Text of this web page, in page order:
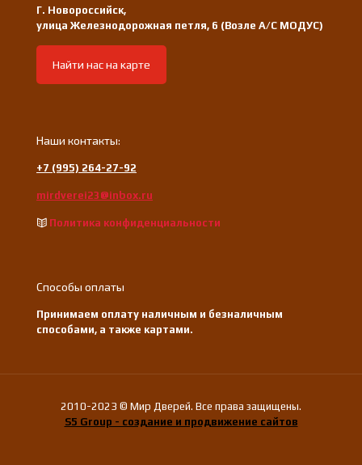
Г. Новороссийск,
улица Железнодорожная петля, 6 (Возле А/С МОДУС)
Найти нас на карте
Наши контакты:
+7 (995) 264-27-92
mirdverei23@inbox.ru
Политика конфиденциальности
Способы оплаты
Принимаем оплату наличным и безналичным
способами, а также картами.
2010-2023 © Мир Дверей. Все права защищены.
S5 Group - создание и продвижение сайтов